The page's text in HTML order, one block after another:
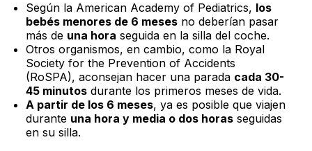
Según la American Academy of Pediatrics, los
bebés menores de 6 meses no deberían pasar
más de una hora seguida en la silla del coche.
Otros organismos, en cambio, como la Royal
Society for the Prevention of Accidents
(RoSPA), aconsejan hacer una parada cada 30-
45 minutos durante los primeros meses de vida.
A partir de los 6 meses, ya es posible que viajen
durante una hora y media o dos horas seguidas
en su silla.